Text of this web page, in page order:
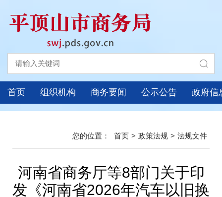
首页 组织机构 商务要闻 公示公告 政府信
首页 > 政策法规 > 法规文件
河南省商务厅等8部门关于印
发《河南省2026年汽车以旧换